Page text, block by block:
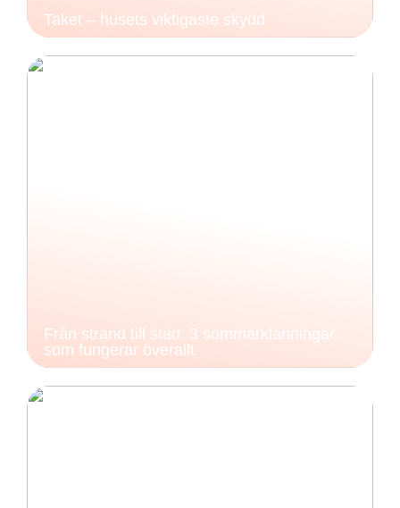
Taket – husets viktigaste skydd
Från strand till stad: 3 sommarklänningar
som fungerar överallt